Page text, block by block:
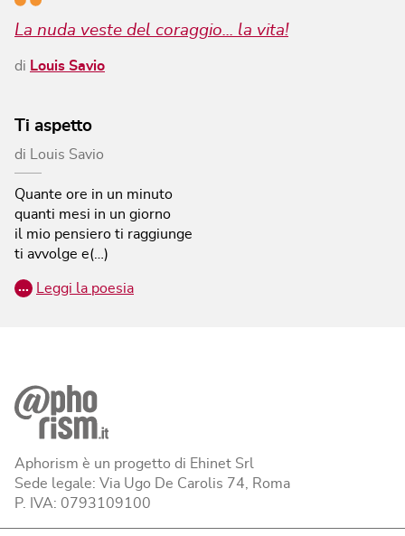
La nuda veste del coraggio... la vita!
di Louis Savio
Ti aspetto
di Louis Savio
Quante ore in un minuto
quanti mesi in un giorno
il mio pensiero ti raggiunge
ti avvolge e(…)
… Leggi la poesia
Aphorism è un progetto di Ehinet Srl
Sede legale: Via Ugo De Carolis 74, Roma
P. IVA: 0793109100